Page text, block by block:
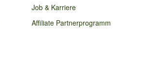
Job & Karriere
Affiliate Partnerprogramm